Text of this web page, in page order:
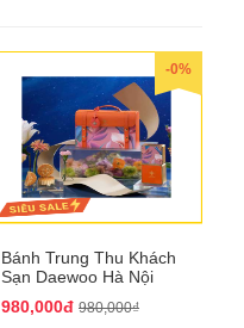
-0%
Bánh Trung Thu Khách
Sạn Daewoo Hà Nội
QTTT31
980,000đ 980,000₫